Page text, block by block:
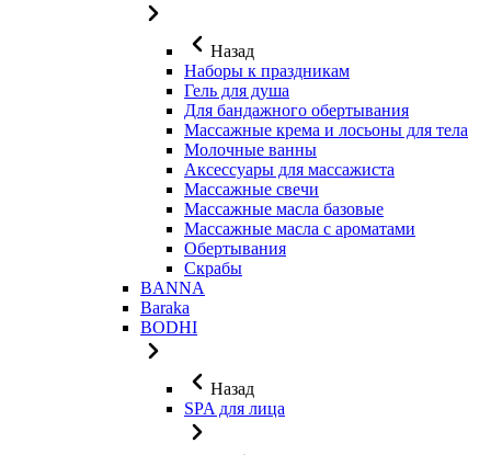
Назад
Наборы к праздникам
Гель для душа
Для бандажного обертывания
Массажные крема и лосьоны для тела
Молочные ванны
Аксессуары для массажиста
Массажные свечи
Массажные масла базовые
Массажные масла с ароматами
Обертывания
Скрабы
BANNA
Baraka
BODHI
Назад
SPA для лица